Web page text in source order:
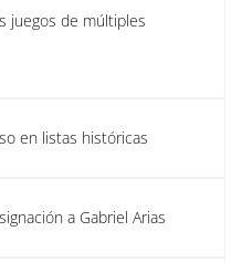
juegos de múltiples
en listas históricas
a Gabriel Arias